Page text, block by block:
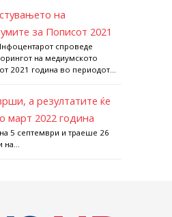
на
за Пописот 2021
спроведе
на медиумското
2021 година во периодот...
а резултатите ќе
март 2022 година
5 септември и траеше 26